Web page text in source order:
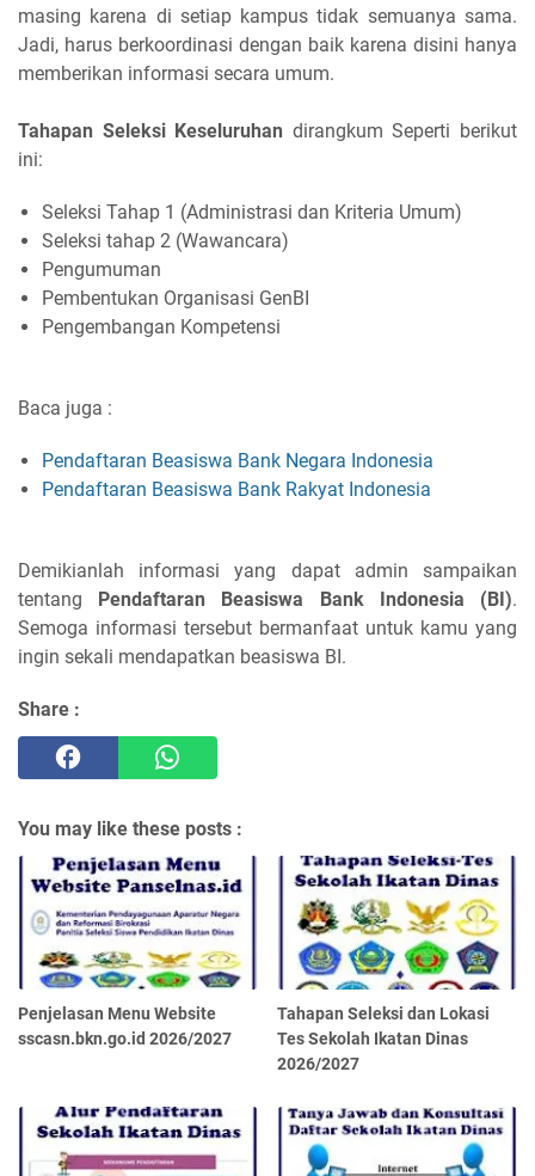
masing karena di setiap kampus tidak semuanya sama.
Jadi, harus berkoordinasi dengan baik karena disini hanya
memberikan informasi secara umum.
Tahapan Seleksi Keseluruhan dirangkum Seperti berikut
ini:
Seleksi Tahap 1 (Administrasi dan Kriteria Umum)
Seleksi tahap 2 (Wawancara)
Pengumuman
Pembentukan Organisasi GenBI
Pengembangan Kompetensi
Baca juga :
Pendaftaran Beasiswa Bank Negara Indonesia
Pendaftaran Beasiswa Bank Rakyat Indonesia
Demikianlah informasi yang dapat admin sampaikan
tentang Pendaftaran Beasiswa Bank Indonesia (BI).
Semoga informasi tersebut bermanfaat untuk kamu yang
ingin sekali mendapatkan beasiswa BI.
Share :
You may like these posts :
Penjelasan Menu Website
sscasn.bkn.go.id 2026/2027
Tahapan Seleksi dan Lokasi
Tes Sekolah Ikatan Dinas
2026/2027